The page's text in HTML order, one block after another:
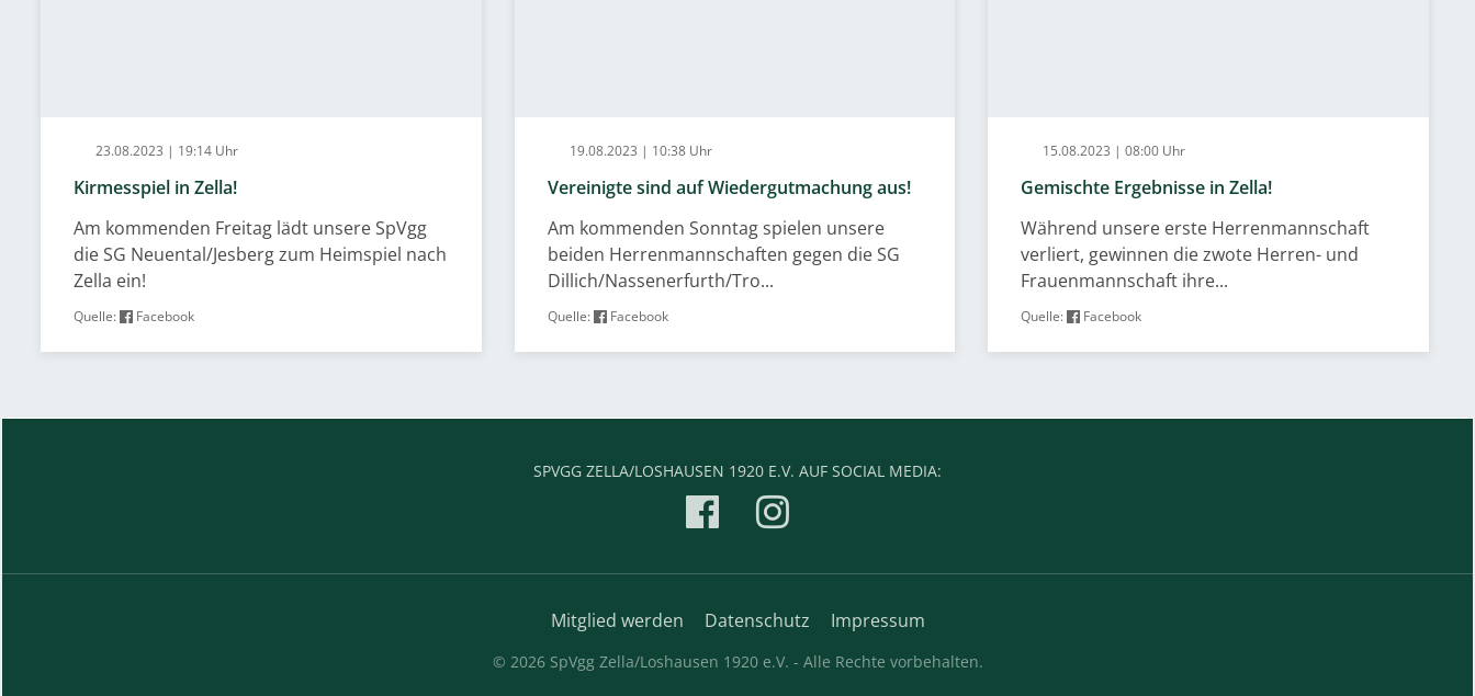
23.08.2023 | 19:14 Uhr
Kirmesspiel in Zella!
Am kommenden Freitag lädt unsere SpVgg
die SG Neuental/Jesberg zum Heimspiel nach
Zella ein!
Quelle: Facebook
19.08.2023 | 10:38 Uhr
Vereinigte sind auf Wiedergutmachung aus!
Am kommenden Sonntag spielen unsere
beiden Herrenmannschaften gegen die SG
Dillich/Nassenerfurth/Tro...
Quelle: Facebook
15.08.2023 | 08:00 Uhr
Gemischte Ergebnisse in Zella!
Während unsere erste Herrenmannschaft
verliert, gewinnen die zwote Herren- und
Frauenmannschaft ihre...
Quelle: Facebook
SPVGG ZELLA/LOSHAUSEN 1920 E.V. AUF SOCIAL MEDIA:
Mitglied werden Datenschutz Impressum
© 2026 SpVgg Zella/Loshausen 1920 e.V. - Alle Rechte vorbehalten.